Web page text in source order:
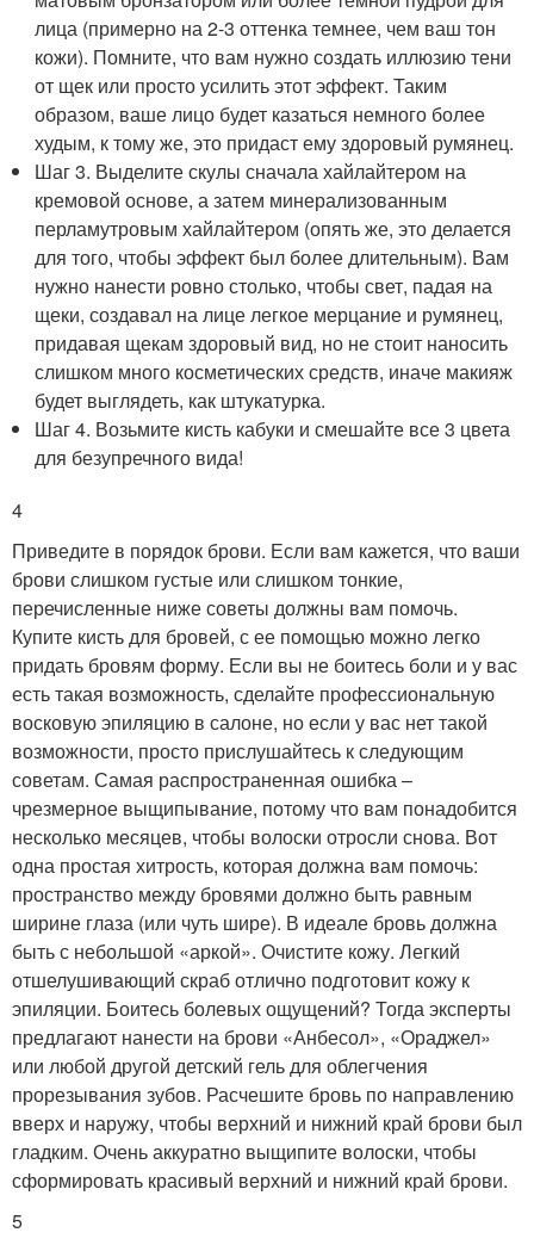
лица (примерно на 2-3 оттенка темнее, чем ваш тон
кожи). Помните, что вам нужно создать иллюзию тени
от щек или просто усилить этот эффект. Таким
образом, ваше лицо будет казаться немного более
худым, к тому же, это придаст ему здоровый румянец.
Шаг 3. Выделите скулы сначала хайлайтером на
кремовой основе, а затем минерализованным
перламутровым хайлайтером (опять же, это делается
для того, чтобы эффект был более длительным). Вам
нужно нанести ровно столько, чтобы свет, падая на
щеки, создавал на лице легкое мерцание и румянец,
придавая щекам здоровый вид, но не стоит наносить
слишком много косметических средств, иначе макияж
будет выглядеть, как штукатурка.
Шаг 4. Возьмите кисть кабуки и смешайте все 3 цвета
для безупречного вида!
4
Приведите в порядок брови. Если вам кажется, что ваши
брови слишком густые или слишком тонкие,
перечисленные ниже советы должны вам помочь.
Купите кисть для бровей, с ее помощью можно легко
придать бровям форму. Если вы не боитесь боли и у вас
есть такая возможность, сделайте профессиональную
восковую эпиляцию в салоне, но если у вас нет такой
возможности, просто прислушайтесь к следующим
советам. Самая распространенная ошибка –
чрезмерное выщипывание, потому что вам понадобится
несколько месяцев, чтобы волоски отросли снова. Вот
одна простая хитрость, которая должна вам помочь:
пространство между бровями должно быть равным
ширине глаза (или чуть шире). В идеале бровь должна
быть с небольшой «аркой». Очистите кожу. Легкий
отшелушивающий скраб отлично подготовит кожу к
эпиляции. Боитесь болевых ощущений? Тогда эксперты
предлагают нанести на брови «Анбесол», «Ораджел»
или любой другой детский гель для облегчения
прорезывания зубов. Расчешите бровь по направлению
вверх и наружу, чтобы верхний и нижний край брови был
гладким. Очень аккуратно выщипите волоски, чтобы
сформировать красивый верхний и нижний край брови.
5